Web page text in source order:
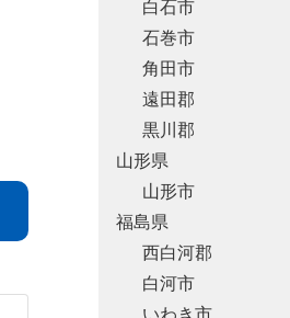
白石市
石巻市
角田市
遠田郡
黒川郡
山形県
山形市
福島県
西白河郡
白河市
いわき市